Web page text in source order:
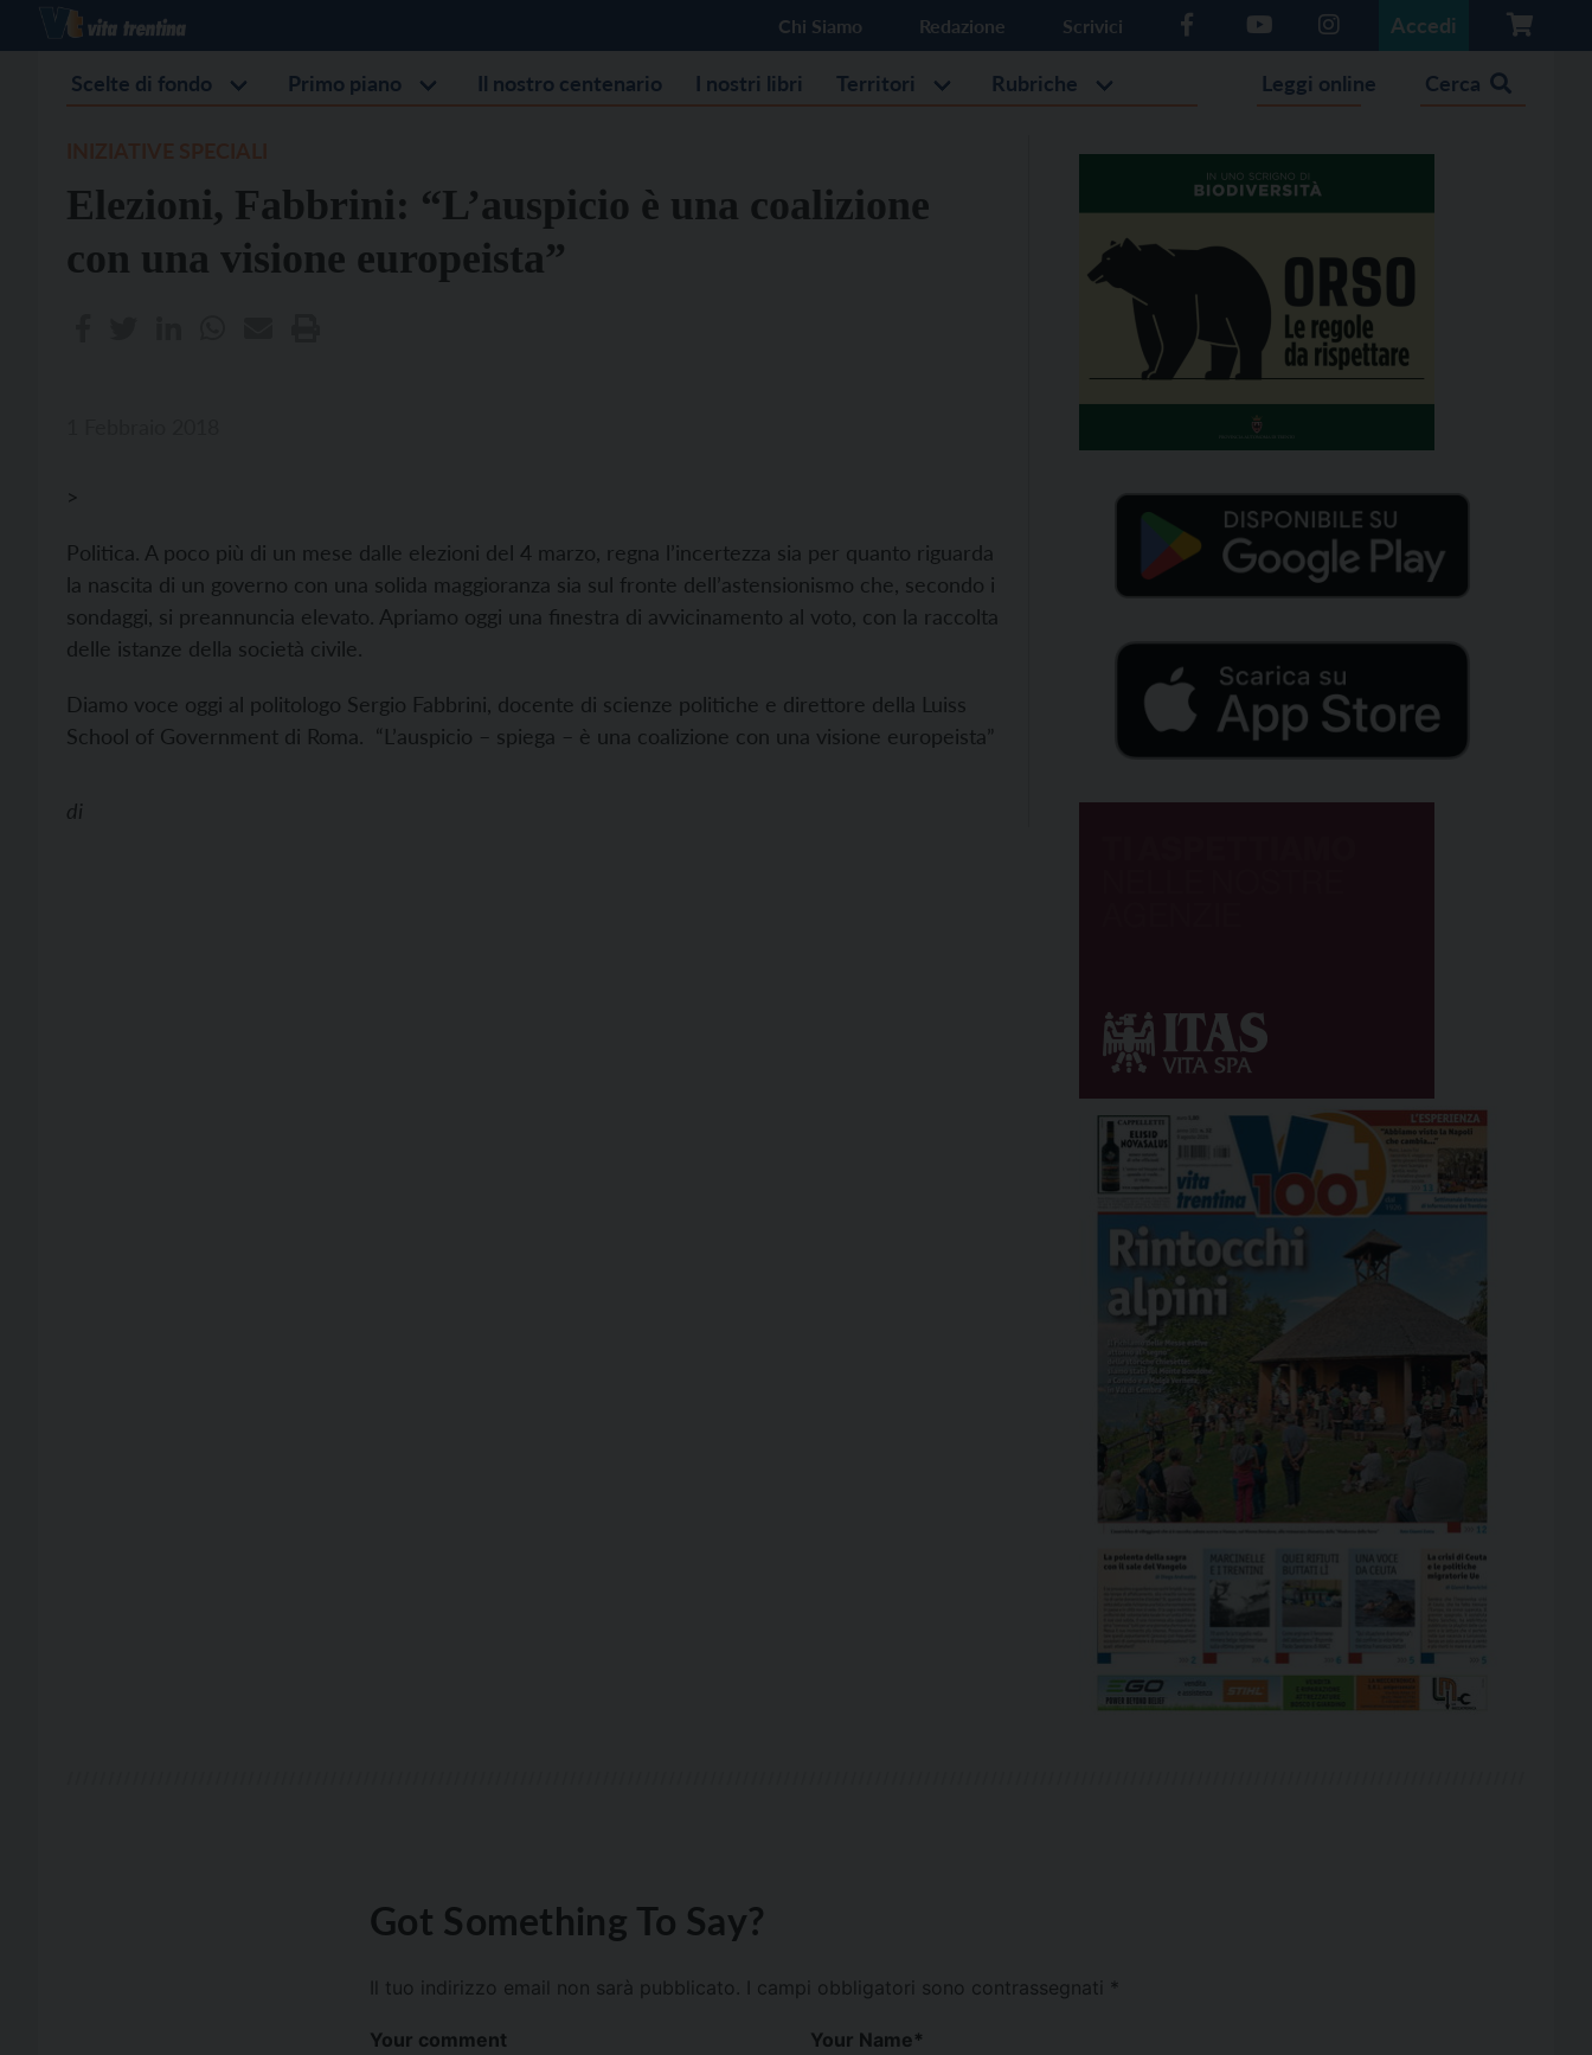
Chi Siamo Redazione Scrivici Accedi
Scelte di fondo Primo piano Il nostro centenario I nostri libri Territori Rubriche Leggi online Cerca
Elezioni, Fabbrini: “L’auspicio è una coalizione
con una visione europeista”
>
Politica. A poco più di un mese dalle elezioni del 4 marzo, regna l’incertezza sia per quanto riguarda
la nascita di un governo con una solida maggioranza sia sul fronte dell’astensionismo che, secondo i
sondaggi, si preannuncia elevato. Apriamo oggi una finestra di avvicinamento al voto, con la raccolta
delle istanze della società civile.
Diamo voce oggi al politologo Sergio Fabbrini, docente di scienze politiche e direttore della Luiss
School of Government di Roma. “L’auspicio – spiega – è una coalizione con una visione europeista”
di
Got Something To Say?
Il tuo indirizzo email non sarà pubblicato. I campi obbligatori sono contrassegnati *
Your comment Your Name*